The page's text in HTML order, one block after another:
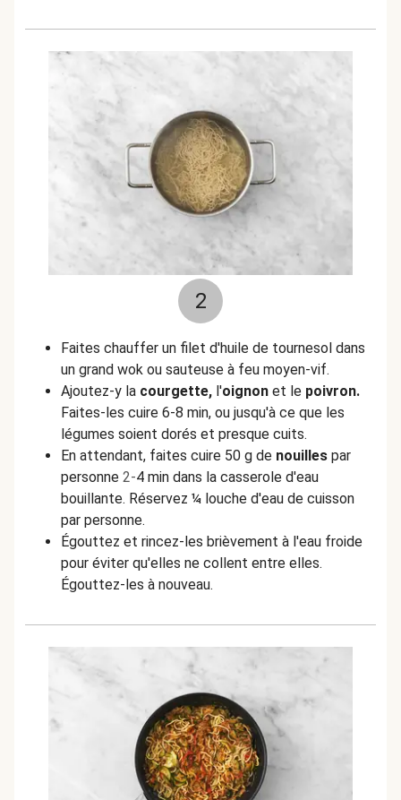
2
Faites chauffer un filet d'huile de tournesol dans
un grand wok ou sauteuse à feu moyen-vif.
Ajoutez-y la courgette, l'oignon et le poivron.
Faites-les cuire 6-8 min, ou jusqu'à ce que les
légumes soient dorés et presque cuits.
En attendant, faites cuire 50 g de nouilles par
personne 2-4 min dans la casserole d'eau
bouillante. Réservez ¼ louche d'eau de cuisson
par personne.
Égouttez et rincez-les brièvement à l'eau froide
pour éviter qu'elles ne collent entre elles.
Égouttez-les à nouveau.